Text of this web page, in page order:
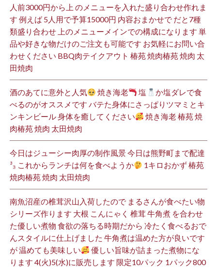
人前3000円から上 のメニューを入れた盛り合わせ作れま
す 例えば 5人用で予算15000円 内容おまかせで だと7種
類盛り合わせ 上のメニューメインでの構成になります 単
品や好きな物だけのご注文も可能です お気軽にお問い合
わせください BBQ肉テイクアウト 椿苑 焼肉椿苑 焼肉 太
田焼肉
酒のあてに意外と人気 焼き海老 塩
か塩ダレで食
べるのがオススメです バテた身体にさっぱりツマミとキ
ンキンビール 身体を癒してください
焼き海老 椿苑 焼
肉椿苑 焼肉 太田焼肉
今日はジューシー肉厚の制作風景 今日は熊野町まで配達
³₃ これからランチは何を食べようか
1キロおかず 椿苑
焼肉椿苑 焼肉 太田焼肉
南魚沼産の椎茸沢山入荷したので まるさんが食べたい物
シリーズ作ります 大根 こんにゃく 椎茸 牛角煮 を合わせ
た優しい煮物 食欲の落ちる時期だから 冷たく食べるおで
んスタイルに仕上げました 牛角煮は温めた方が良いです
が 温めても美味しい
優しい旨味が詰まった煮物にな
ります 4(火)5(水)に販売します 限定10パック 1パック800